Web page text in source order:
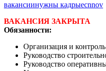
вакансиинужны кадрыecnnov
ВАКАНСИЯ ЗАКРЫТА
Обязанности:
Организация и
Руководство
Руководство